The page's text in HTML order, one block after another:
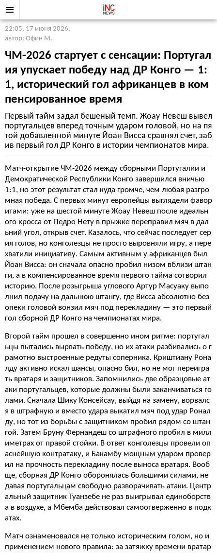
22:05, 17 июня 2026,
автор: Офин М.
ЧМ-2026 стартует с сенсации: Португал
ия упускает победу над ДР Конго — 1:
1, исторический гол африканцев в ком
пенсированное время
Первый тайм задал бешеный темп. Жоау Невеш вывел
португальцев вперед точным ударом головой, но на пя
той добавленной минуте Йоан Висса сравнял счет, заб
ив первый гол ДР Конго в истории чемпионатов мира.
Матч-открытие ЧМ-2026 между сборными Португалии и
Демократической Республики Конго завершился вничью
1:1, но этот результат стал куда громче, чем любая разгро
мная победа. С первых минут европейцы выглядели фавор
итами: уже на шестой минуте Жоау Невеш после идеальн
ого кросса от Педро Нету в прыжке переправил мяч в дал
ьний угол, открыв счет. Казалось, что сейчас последует сер
ия голов, но конголезцы не просто выровняли игру, а пере
хватили инициативу. Самым активным у африканцев был
Йоан Висса: он сначала опасно пробил низом вблизи штан
ги, а в компенсированное время первого тайма сотворил
историю. После розыгрыша углового Артур Масуаку выпо
лнил подачу на дальнюю штангу, где Висса абсолютно без
опеки головой вонзил мяч под перекладину — это первый
гол сборной ДР Конго на чемпионатах мира.
Второй тайм прошел в совершенно ином ритме: португал
ьцы пытались вырвать победу, но их атаки разбивались о г
рамотно выстроенные редуты соперника. Криштиану Рона
лду активно искал шансы, опасно бил, но не мог переигра
ть вратаря и защитников. Запомнились две образцовые ат
аки португальцев, которые должны были заканчиваться го
лами. Сначала Шику Консейсау, выйдя на замену, ворвалс
я в штрафную и вместо удара выкатил мяч под удар Ронал
ду, но тот из борьбы с защитником пробил рядом со штан
гой. Затем Бруну Фернандеш со штрафного пробил в милл
иметрах от правой стойки. В ответ конголезцы провели оп
аснейшую контратаку, и Бакамбу мощным ударом провер
ил на прочность перекладину после выноса вратаря. Вооб
ще, сборная ДР Конго оборонялась большими силами, не
давая португальцам свободно разворачивать атаки. Центр
альный защитник Туанзебе не раз выигрывал единоборств
а в воздухе, а Мбемба действовал самоотверженно в подк
атах.
Матч ознаменовался не только историческим голом, но и
применением нового правила: за затяжку времени вратар